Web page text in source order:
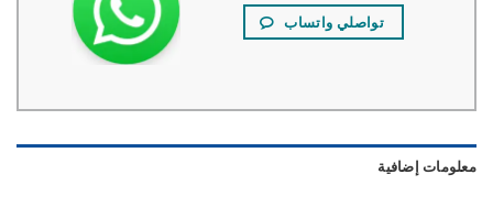
تواصلي واتساب
إضافية